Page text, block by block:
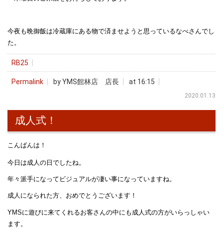
今夜も晩御飯は冷蔵庫にある物で済ませようと思っているなべさんでし
た。
RB25
Permalink by YMS館林店 店長 at 16:15
2020.01.13
成人式！
こんばんは！
今日は成人の日でしたね。
年々派手になってビジュアルが凄い事になっていますね。
成人になられた方、おめでとうございます！
YMSに遊びに来てくれるお客さんの中にも成人式の方がいらっしゃい
ます。